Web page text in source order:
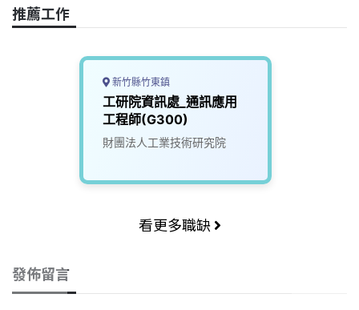
o
k
n
k
推薦工作
新竹縣竹東鎮
工研院資訊處_通訊應用
工程師(G300)
財團法人工業技術研究院
看更多職缺
發佈留言